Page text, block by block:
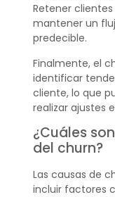
Retener
mantener un
predecible.
Finalmente, el
identificar
cliente, lo que
realizar ajustes
¿Cuáles
del churn?
Las causas de
incluir factores